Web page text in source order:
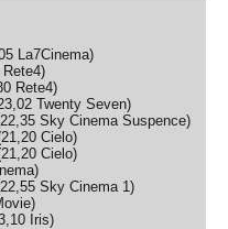
La7Cinema)
Rete4)
Rete4)
Twenty Seven)
22,35 Sky Cinema Suspence)
21,20 Cielo)
21,20 Cielo)
)
22,55 Sky Cinema 1)
)
Iris)